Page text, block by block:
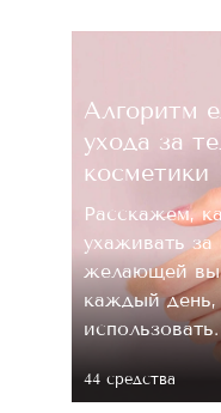
Алгоритм
ухода за
косметики
Расскажем,
ухаживать
желающей
каждый день,
использовать.
44 средствa